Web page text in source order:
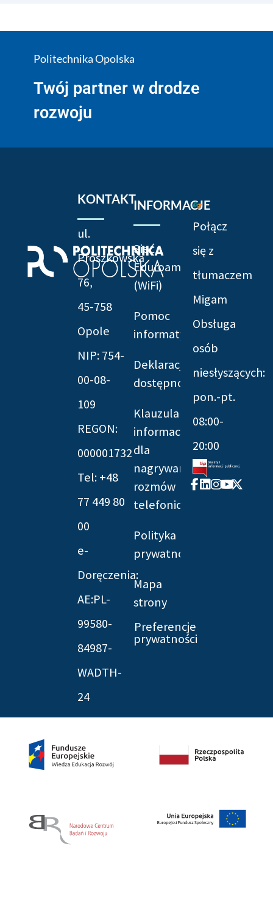
Politechnika Opolska
Twój partner w drodze
rozwoju
KONTAKT
ul.
Prószkowska
76,
45-758
Opole
NIP: 754-
00-08-
109
REGON:
000001732
Tel: +48
77 449 80
00
e-
Doręczenia:
AE:PL-
99580-
84987-
WADTH-
24
INFORMACJE
Sieć
Eduroam
(WiFi)
Pomoc
informatyczna
Deklaracja
dostępności
Klauzula
informacyjna
dla
nagrywania
rozmów
telefonicznych
Polityka
prywatności
Mapa
strony
Preferencje
prywatności
Połącz
się z
tłumaczem
Migam
Obsługa
osób
niesłyszących:
pon.-pt.
08:00-
20:00
Facebook-
f
Linkedin
Instagram
Youtube
X-
twitter